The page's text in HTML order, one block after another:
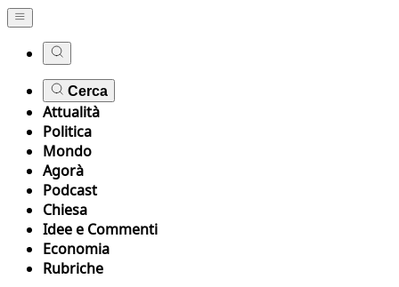
Cerca
Attualità
Politica
Mondo
Agorà
Podcast
Chiesa
Idee e Commenti
Economia
Rubriche